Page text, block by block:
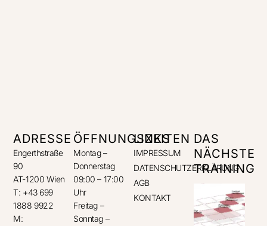
ADRESSE
Engerthstraße
90
AT-1200 Wien
T: +43 699
1888 9922
M:
ÖFFNUNGSZEITEN
Montag –
Donnerstag
09:00 – 17:00
Uhr
Freitag –
Sonntag –
LINKS
IMPRESSUM
DATENSCHUTZERKLÄRUNG
AGB
KONTAKT
DAS
NÄCHSTE
TRAINING